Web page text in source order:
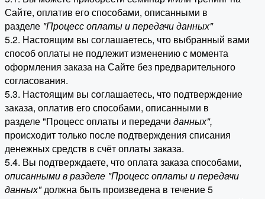
Сайте, оплатив его способами, описанными в
разделе "Процесс оплаты и передачи данных"
5.2. Настоящим вы соглашаетесь, что выбранный вами
способ оплаты не подлежит изменению с момента
оформления заказа на Сайте без предварительного
согласования.
5.3. Настоящим вы соглашаетесь, что подтверждение
заказа, оплатив его способами, описанными в
разделе "Процесс оплаты и передачи данных",
происходит только после подтверждения списания
денежных средств в счёт оплаты заказа.
5.4. Вы подтверждаете, что оплата заказа способами,
описанными в разделе "Процесс оплаты и передачи
данных"должна быть произведена в течение 5